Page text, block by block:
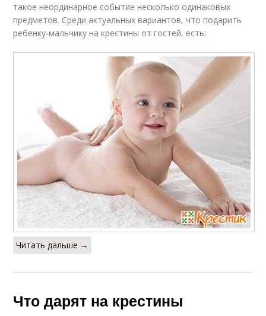
такое неординарное событие несколько одинаковых
предметов. Среди актуальных вариантов, что подарить
ребенку-мальчику на крестины от гостей, есть:
Читать дальше →
Что дарят на крестины